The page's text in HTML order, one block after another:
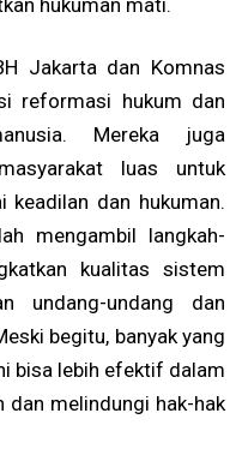
hukuman mati.
Jakarta dan Komnas
reformasi hukum dan
Mereka juga
luas untuk
keadilan dan hukuman.
mengambil langkah-
kualitas sistem
undang-undang dan
begitu, banyak yang
bisa lebih efektif dalam
dan melindungi hak-hak